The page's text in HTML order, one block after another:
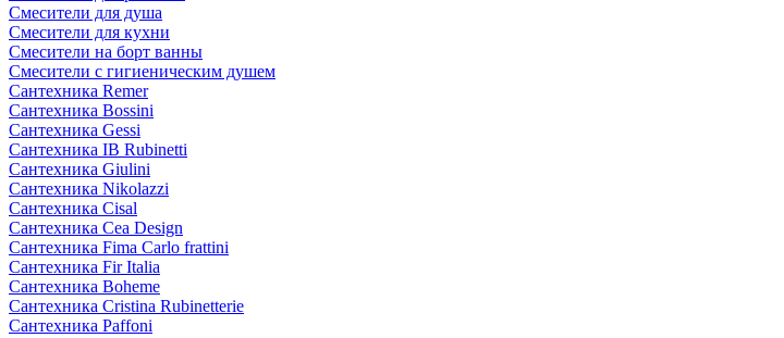
Смесители для душа
Смесители для кухни
Смесители на борт ванны
Смесители с гигиеническим душем
Сантехника Remer
Сантехника Bossini
Сантехника Gessi
Сантехника IB Rubinetti
Сантехника Giulini
Сантехника Nikolazzi
Сантехника Cisal
Сантехника Cea Design
Сантехника Fima Carlo frattini
Сантехника Fir Italia
Сантехника Boheme
Сантехника Cristina Rubinetterie
Сантехника Paffoni